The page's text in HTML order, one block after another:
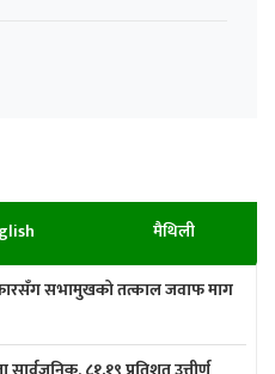
मैथिली
सभामुखको तत्काल जवाफ माग